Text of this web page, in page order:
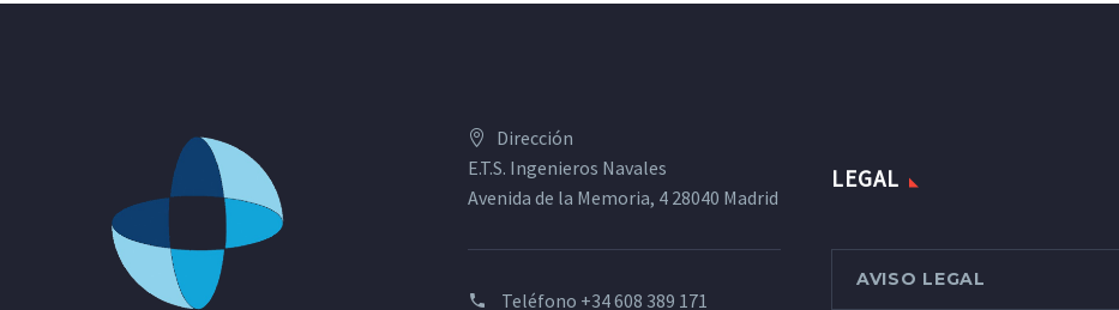
Dirección
E.T.S. Ingenieros Navales
Avenida de la Memoria, 4 28040 Madrid
Teléfono +34 608 389 171
LEGAL
AVISO LEGAL